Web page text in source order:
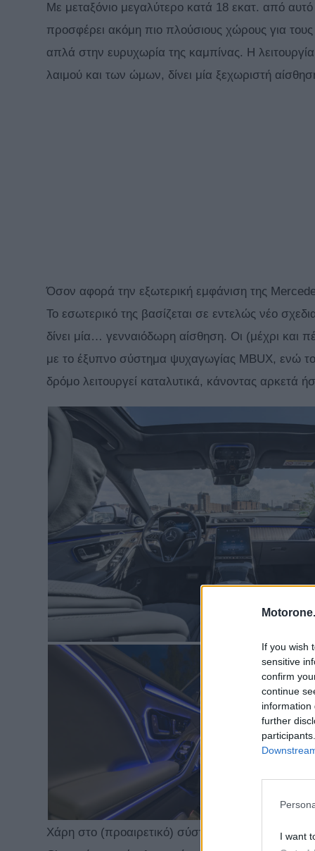
If you wish
sensitive
confirm
continue
information
further
I want
Με μεταξόνιο μεγαλύτερο κατά 18 εκατ. από αυτό
προσφέρει ακόμη πιο πλούσιους χώρους για τους
απλά στην ευρυχωρία της καμπίνας. Η
λαιμού και των ώμων, δίνει μία ξεχωριστή
Όσον αφορά την εξωτερική εμφάνιση της
Το εσωτερικό της βασίζεται σε εντελώς νέο
δίνει μία… γενναιόδωρη αίσθηση. Οι (μέχρι και
με το έξυπνο σύστημα ψυχαγωγίας MBUX, ενώ
δρόμο λειτουργεί καταλυτικά, κάνοντας αρκετά
Χάρη στο (προαιρετικό) σύστημα ενεργητικής